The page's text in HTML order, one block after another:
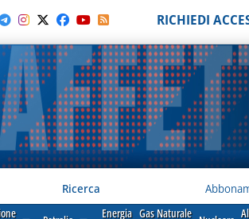
RICHIEDI
Ricerca
Energia Gas Naturale